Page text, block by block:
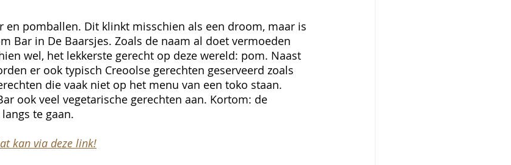
en pomballen. Dit klinkt misschien als een droom, maar is
Bar in De Baarsjes. Zoals de naam al doet vermoeden
wel, het lekkerste gerecht op deze wereld: pom. Naast
er ook typisch Creoolse gerechten geserveerd zoals
die vaak niet op het menu van een toko staan.
ook veel vegetarische gerechten aan. Kortom: de
te gaan.
kan via deze link!